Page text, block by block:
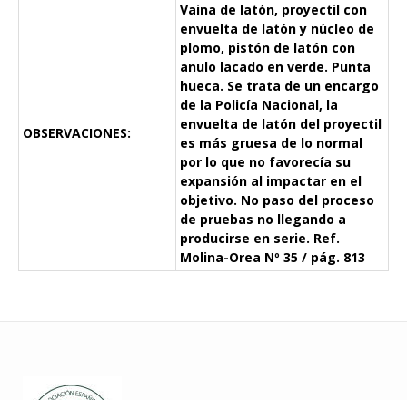
OBSERVACIONES:
Vaina de latón, proyectil con
envuelta de latón y núcleo de
plomo, pistón de latón con
anulo lacado en verde. Punta
hueca. Se trata de un encargo
de la Policía Nacional, la
envuelta de latón del proyectil
es más gruesa de lo normal
por lo que no favorecía su
expansión al impactar en el
objetivo. No paso del proceso
de pruebas no llegando a
producirse en serie. Ref.
Molina-Orea Nº 35 / pág. 813